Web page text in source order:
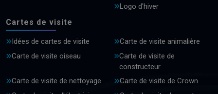
Logo d'hiver
Cartes de visite
Idées de cartes de visite
Carte de visite animalière
Carte de visite oiseau
Carte de visite de
constructeur
Carte de visite de nettoyage
Carte de visite de Crown